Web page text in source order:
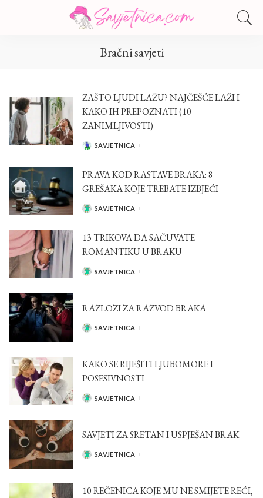
Bračni savjeti
ZAŠTO LJUDI LAŽU? NAJČEŠĆE LAŽI I
KAKO IH PREPOZNATI (10
ZANIMLJIVOSTI)
POSTED
SAVJETNICA
PRAVA KOD RASTAVE BRAKA: 8
GREŠAKA KOJE TREBATE IZBJEĆI
POSTED
SAVJETNICA
13 TRIKOVA DA SAČUVATE
ROMANTIKU U BRAKU
POSTED
SAVJETNICA
RAZLOZI ZA RAZVOD BRAKA
POSTED
SAVJETNICA
KAKO SE RIJEŠITI LJUBOMORE I
POSESIVNOSTI
POSTED
SAVJETNICA
SAVJETI ZA SRETAN I USPJEŠAN BRAK
POSTED
SAVJETNICA
10 REČENICA KOJE MU NE SMIJETE REĆI,